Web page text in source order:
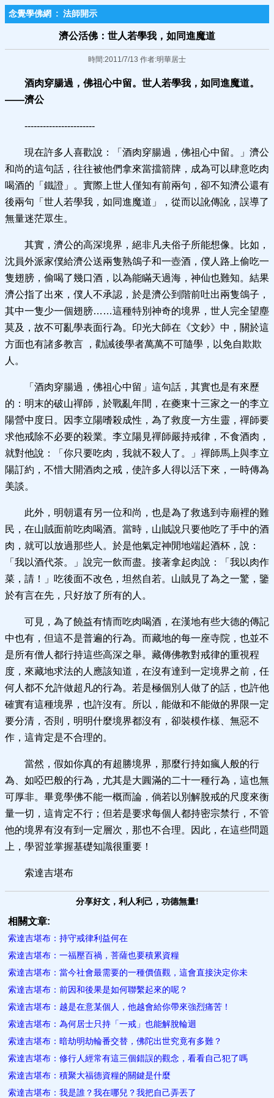
念覺學佛網 : 法師開示
濟公活佛：世人若學我，如同進魔道
時間:2011/7/13 作者:明華居士
酒肉穿腸過，佛祖心中留。世人若學我，如同進魔道。
——濟公
-----------------------
現在許多人喜歡說：「酒肉穿腸過，佛祖心中留。」濟公
和尚的這句話，往往被他們拿來當擋箭牌，成為可以肆意吃肉
喝酒的「鐵證」。實際上世人僅知有前兩句，卻不知濟公還有
後兩句「世人若學我，如同進魔道」，從而以訛傳訛，誤導了
無量迷茫眾生。
其實，濟公的高深境界，絕非凡夫俗子所能想像。比如，
沈員外派家僕給濟公送兩隻熟鴿子和一壺酒，僕人路上偷吃一
隻翅膀，偷喝了幾口酒，以為能瞞天過海，神仙也難知。結果
濟公指了出來，僕人不承認，於是濟公到階前吐出兩隻鴿子，
其中一隻少一個翅膀……這種特別神奇的境界，世人完全望塵
莫及，故不可亂學表面行為。印光大師在《文鈔》中，關於這
方面也有諸多教言 ，勸誡後學者萬萬不可隨學，以免自欺欺
人。
「酒肉穿腸過，佛祖心中留」這句話，其實也是有來歷
的：明末的破山禪師，於戰亂年間，在夔東十三家之一的李立
陽營中度日。因李立陽嗜殺成性，為了救度一方生靈，禪師要
求他戒除不必要的殺業。李立陽見禪師嚴持戒律，不食酒肉，
就對他說：「你只要吃肉，我就不殺人了。」禪師馬上與李立
陽訂約，不惜大開酒肉之戒，使許多人得以活下來，一時傳為
美談。
此外，明朝還有另一位和尚，也是為了救逃到寺廟裡的難
民，在山賊面前吃肉喝酒。當時，山賊說只要他吃了手中的酒
肉，就可以放過那些人。於是他氣定神閒地端起酒杯，說：
「我以酒代茶。」說完一飲而盡。接著拿起肉說：「我以肉作
菜，請！」吃後面不改色，坦然自若。山賊見了為之一驚，鑒
於有言在先，只好放了所有的人。
可見，為了饒益有情而吃肉喝酒，在漢地有些大德的傳記
中也有，但這不是普遍的行為。而藏地的每一座寺院，也並不
是所有僧人都行持這些高深之舉。藏傳佛教對戒律的重視程
度，來藏地求法的人應該知道，在沒有達到一定境界之前，任
何人都不允許做超凡的行為。若是極個別人做了的話，也許他
確實有這種境界，也許沒有。所以，能做和不能做的界限一定
要分清，否則，明明什麼境界都沒有，卻裝模作樣、無惡不
作，這肯定是不合理的。
當然，假如你真的有超勝境界，那麼行持如瘋人般的行
為、如啞巴般的行為，尤其是大圓滿的二十一種行為，這也無
可厚非。畢竟學佛不能一概而論，倘若以別解脫戒的尺度來衡
量一切，這肯定不行；但若是要求每個人都持密宗禁行，不管
他的境界有沒有到一定層次，那也不合理。因此，在這些問題
上，學習並掌握基礎知識很重要！
索達吉堪布
分享好文，利人利己，功德無量!
相關文章:
索達吉堪布：持守戒律利益何在
索達吉堪布：一福壓百禍，菩薩也要積累資糧
索達吉堪布：當今社會最需要的一種價值觀，這會直接決定你未
索達吉堪布：前因和後果是如何聯繫起來的呢？
索達吉堪布：越是在意某個人，他越會給你帶來強烈痛苦！
索達吉堪布：為何居士只持「一戒」也能解脫輪迴​
索達吉堪布：暗劫明劫輪番交替，佛陀出世究竟有多難？
索達吉堪布：修行人經常有這三個錯誤的觀念，看看自己犯了嗎
索達吉堪布：積聚大福德資糧的關鍵是什麼
索達吉堪布：我是誰？我在哪兒？我把自己弄丟了